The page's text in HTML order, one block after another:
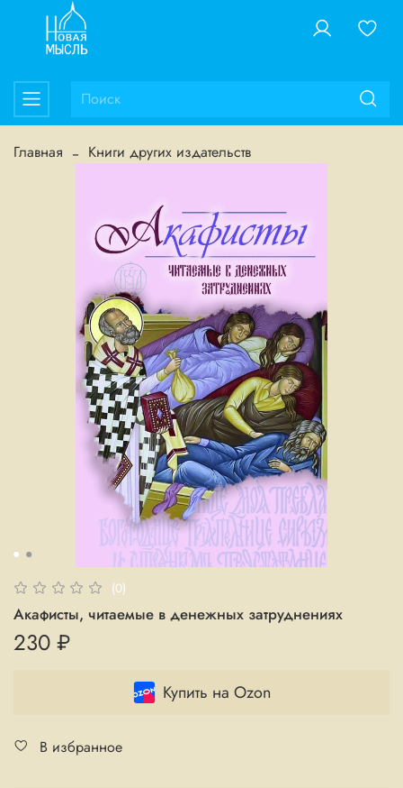
Главная Книги других издательств
(0)
Акафисты, читаемые в денежных затруднениях
230 ₽
Купить на Ozon
В избранное